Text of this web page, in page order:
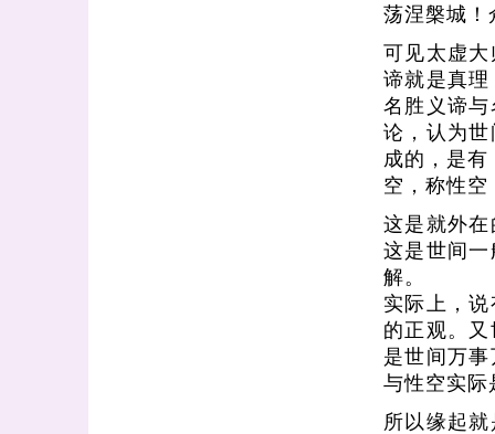
荡涅槃城！
可见太虚
谛就是真
名胜义谛
论，认为
成的，是
空，称性
这是就外
这是世间
解。
实际上，
的正观。
是世间万
与性空实际
所以缘起